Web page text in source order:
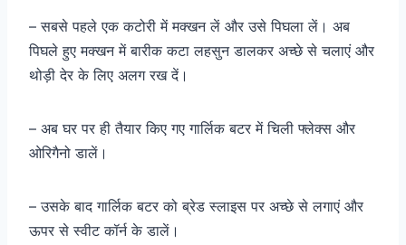
– सबसे पहले एक कटोरी में मक्खन लें और उसे पिघला लें। अब
पिघले हुए मक्खन में बारीक कटा लहसुन डालकर अच्छे से चलाएं और
थोड़ी देर के लिए अलग रख दें।
– अब घर पर ही तैयार किए गए गार्लिक बटर में चिली फ्लेक्स और
ओरिगैनो डालें।
– उसके बाद गार्लिक बटर को ब्रेड स्लाइस पर अच्छे से लगाएं और
ऊपर से स्वीट कॉर्न के डालें।